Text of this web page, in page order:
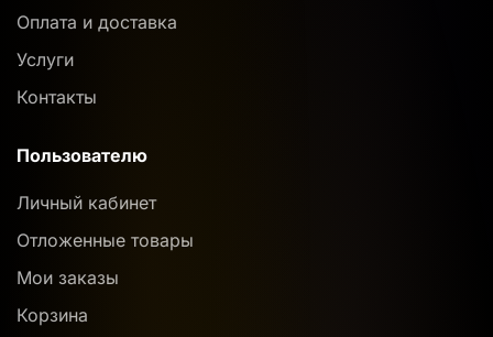
Оплата и доставка
Услуги
Контакты
Пользователю
Личный кабинет
Отложенные товары
Мои заказы
Корзина